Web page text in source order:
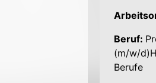
Beruf:
(m/w/d)
Berufe